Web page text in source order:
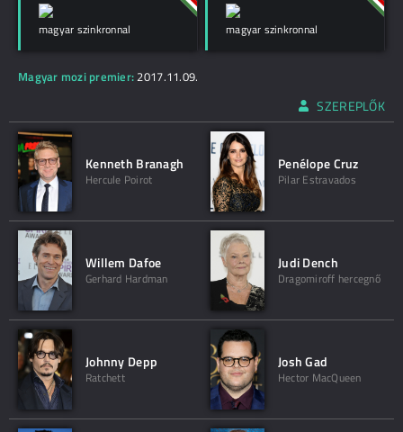
magyar szinkronnal magyar szinkronnal
Magyar mozi premier: 2017.11.09.
SZEREPLŐK
Kenneth Branagh
Hercule Poirot
Penélope Cruz
Pilar Estravados
Willem Dafoe
Gerhard Hardman
Judi Dench
Dragomiroff hercegnő
Johnny Depp
Ratchett
Josh Gad
Hector MacQueen